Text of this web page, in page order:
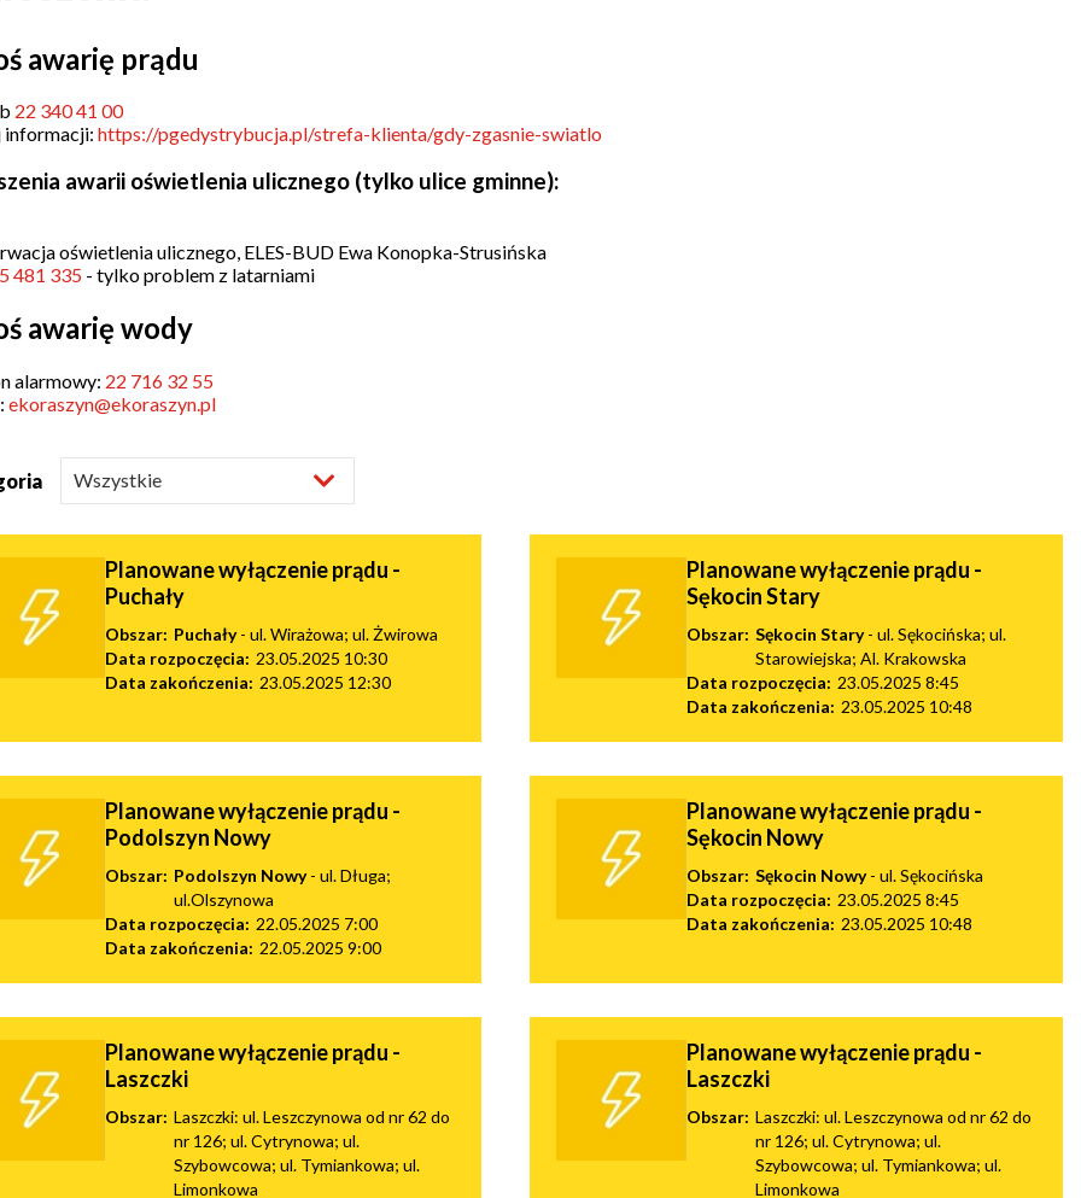
Sołectwa
Statut
Gminy
in
new
Jak
sprawę
Wójta
awarię prądu
22 340 41 00
informacji: https://pgedystrybucja.pl/strefa-klienta/gdy-zgasnie-swiatlo
awarii oświetlenia ulicznego (tylko ulice gminne):
oświetlenia ulicznego, ELES-BUD Ewa Konopka-Strusińska
481 335 - tylko problem z latarniami
awarię wody
alarmowy: 22 716 32 55
ekoraszyn@ekoraszyn.pl
Planowane wyłączenie prądu -
Puchały
Obszar: Puchały- ul. Wirażowa; ul. Żwirowa
Data rozpoczęcia: 23.05.2025 10:30
Data zakończenia: 23.05.2025 12:30
Planowane wyłączenie prądu -
Sękocin Stary
Obszar: Sękocin Stary- ul. Sękocińska; ul.
Starowiejska; Al. Krakowska
Data rozpoczęcia: 23.05.2025 8:45
Data zakończenia: 23.05.2025 10:48
Planowane wyłączenie prądu -
Podolszyn Nowy
Obszar: Podolszyn Nowy- ul. Długa;
ul.Olszynowa
Data rozpoczęcia: 22.05.2025 7:00
Data zakończenia: 22.05.2025 9:00
Planowane wyłączenie prądu -
Sękocin Nowy
Obszar: Sękocin Nowy- ul. Sękocińska
Data rozpoczęcia: 23.05.2025 8:45
Data zakończenia: 23.05.2025 10:48
Planowane wyłączenie prądu -
Laszczki
Obszar: Laszczki: ul. Leszczynowa od nr 62 do
nr 126; ul. Cytrynowa; ul.
Szybowcowa; ul. Tymiankowa; ul.
Limonkowa
Planowane wyłączenie prądu -
Laszczki
Obszar: Laszczki: ul. Leszczynowa od nr 62 do
nr 126; ul. Cytrynowa; ul.
Szybowcowa; ul. Tymiankowa; ul.
Limonkowa